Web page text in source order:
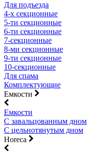
Для подъезда
4-х секционные
5-ти секционные
6-ти секционные
7-секционные
8-ми секционные
9-ти секционные
10-секционные
Для спама
Комплектующие
Емкости
Емкости
С завальцованным дном
С цельнотянутым дном
Horeca